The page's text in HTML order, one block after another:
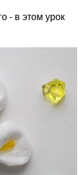
- в этом урок